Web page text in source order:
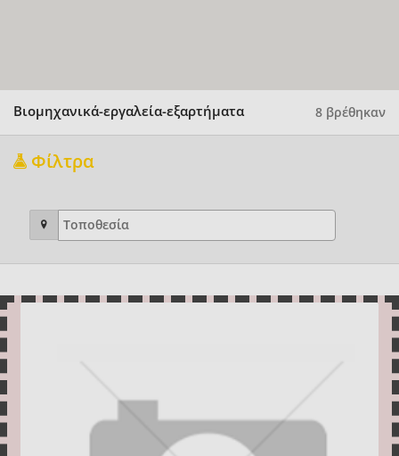
Βιομηχανικά-εργαλεία-εξαρτήματα 8 βρέθηκαν
Φίλτρα